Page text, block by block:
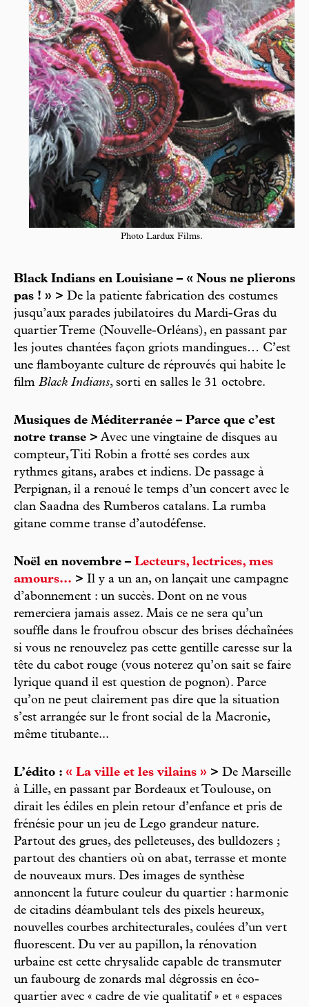
Photo Lardux Films.
Black Indians en Louisiane – « Nous ne plierons
pas ! » > De la patiente fabrication des costumes
jusqu’aux parades jubilatoires du Mardi-Gras du
quartier Treme (Nouvelle-Orléans), en passant par
les joutes chantées façon griots mandingues… C’est
une flamboyante culture de réprouvés qui habite le
film Black Indians, sorti en salles le 31 octobre.
Musiques de Méditerranée – Parce que c’est
notre transe > Avec une vingtaine de disques au
compteur, Titi Robin a frotté ses cordes aux
rythmes gitans, arabes et indiens. De passage à
Perpignan, il a renoué le temps d’un concert avec le
clan Saadna des Rumberos catalans. La rumba
gitane comme transe d’autodéfense.
Noël en novembre – Lecteurs, lectrices, mes
amours... > Il y a un an, on lançait une campagne
d’abonnement : un succès. Dont on ne vous
remerciera jamais assez. Mais ce ne sera qu’un
souffle dans le froufrou obscur des brises déchaînées
si vous ne renouvelez pas cette gentille caresse sur la
tête du cabot rouge (vous noterez qu’on sait se faire
lyrique quand il est question de pognon). Parce
qu’on ne peut clairement pas dire que la situation
s’est arrangée sur le front social de la Macronie,
même titubante...
L’édito : « La ville et les vilains » > De Marseille
à Lille, en passant par Bordeaux et Toulouse, on
dirait les édiles en plein retour d’enfance et pris de
frénésie pour un jeu de Lego grandeur nature.
Partout des grues, des pelleteuses, des bulldozers ;
partout des chantiers où on abat, terrasse et monte
de nouveaux murs. Des images de synthèse
annoncent la future couleur du quartier : harmonie
de citadins déambulant tels des pixels heureux,
nouvelles courbes architecturales, coulées d’un vert
fluorescent. Du ver au papillon, la rénovation
urbaine est cette chrysalide capable de transmuter
un faubourg de zonards mal dégrossis en éco-
quartier avec « cadre de vie qualitatif » et « espaces